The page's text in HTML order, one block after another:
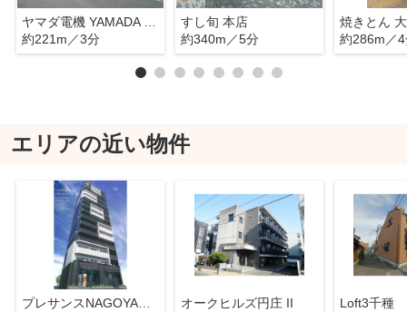
約221m／3分
すし旬 本店
約340m／5分
約286m／
エリアの近い物件
プレサンスNAGOYA覚王山
オークヒルズ円庄 II
Loft3千種